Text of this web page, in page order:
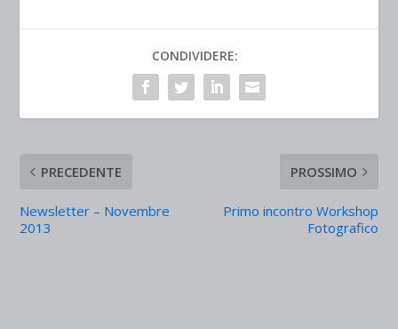
CONDIVIDERE:
PRECEDENTE
Newsletter – Novembre
2013
PROSSIMO
Primo incontro Workshop
Fotografico